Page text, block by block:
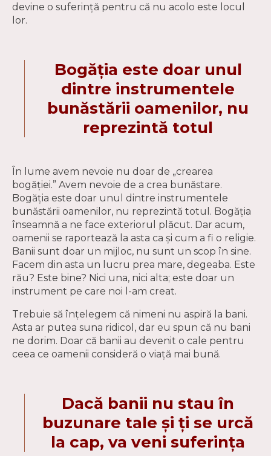
devine o suferință pentru că nu acolo este locul
lor.
Bogăția este doar unul
dintre instrumentele
bunăstării oamenilor, nu
reprezintă totul
În lume avem nevoie nu doar de „crearea
bogăției.” Avem nevoie de a crea bunăstare.
Bogăția este doar unul dintre instrumentele
bunăstării oamenilor, nu reprezintă totul. Bogăția
înseamnă a ne face exteriorul plăcut. Dar acum,
oamenii se raportează la asta ca și cum a fi o religie.
Banii sunt doar un mijloc, nu sunt un scop în sine.
Facem din asta un lucru prea mare, degeaba. Este
rău? Este bine? Nici una, nici alta; este doar un
instrument pe care noi l-am creat.
Trebuie să înțelegem că nimeni nu aspiră la bani.
Asta ar putea suna ridicol, dar eu spun că nu bani
ne dorim. Doar că banii au devenit o cale pentru
ceea ce oamenii consideră o viață mai bună.
Dacă banii nu stau în
buzunare tale și ți se urcă
la cap, va veni suferința